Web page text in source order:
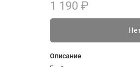
1 190 ₽
Описание